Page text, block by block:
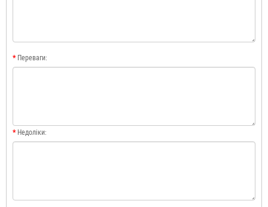
Переваги:
Недоліки: